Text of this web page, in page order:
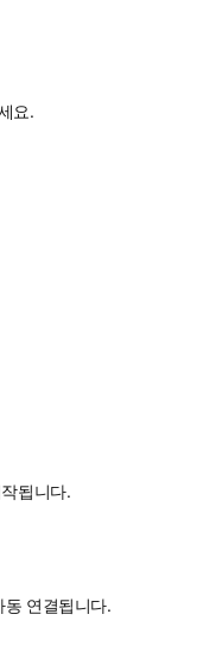
요.
됩니다.
동 연결됩니다.